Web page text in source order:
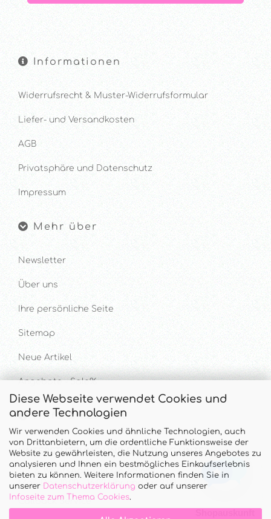
Diese Webseite verwendet Cookies und
andere Technologien
Wir verwenden Cookies und ähnliche Technologien, auch
von Drittanbietern, um die ordentliche Funktionsweise der
Website zu gewährleisten, die Nutzung unseres Angebotes zu
analysieren und Ihnen ein bestmögliches Einkaufserlebnis
bieten zu können. Weitere Informationen finden Sie in
unserer Datenschutzerklärung oder auf unserer
Infoseite zum Thema Cookies.
Informationen
Widerrufsrecht & Muster-Widerrufsformular
Liefer- und Versandkosten
AGB
Privatsphäre und Datenschutz
Impressum
Mehr über
Newsletter
Über uns
Ihre persönliche Seite
Sitemap
Neue Artikel
Angebote - Sale%
Hilfe & Kontakt
UNTERSTÜTZUNG UND BERATUNG UNTER
Tel. & WhatsApp: 034328 340688
Mo - Do.: 10:00 - 16:00 Uhr und Fr.: 9:00 - 13:00 Uhr
Callback Service